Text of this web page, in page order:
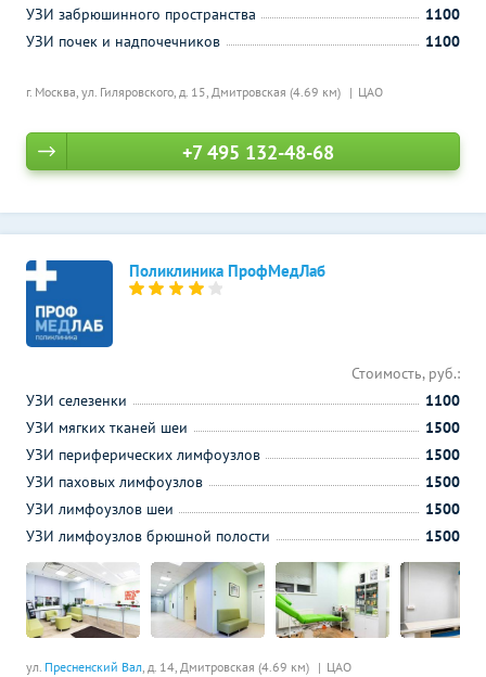
г. Москва, ул. Гиляровского, д. 15, Дмитровская (4.69 км) ЦАО
УЗИ забрюшинного пространства
1100
УЗИ почек и надпочечников
1100
+7 495 132-48-68
Поликлиника ПрофМедЛаб
ул. Пресненский Вал, д. 14, Дмитровская (4.69 км) ЦАО
Стоимость, руб.:
УЗИ селезенки
1100
УЗИ мягких тканей шеи
1500
УЗИ периферических лимфоузлов
1500
УЗИ паховых лимфоузлов
1500
УЗИ лимфоузлов шеи
1500
УЗИ лимфоузлов брюшной полости
1500